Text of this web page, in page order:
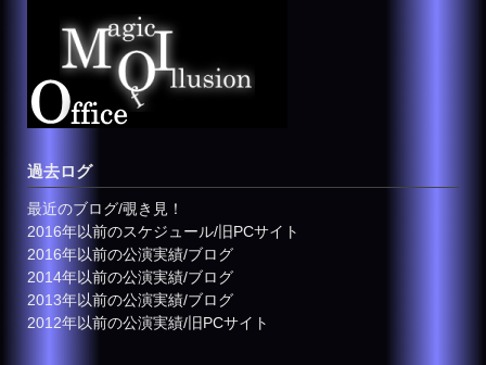
過去ログ
最近のブログ/覗き見！
2016年以前のスケジュール/旧PCサイト
2016年以前の公演実績/ブログ
2014年以前の公演実績/ブログ
2013年以前の公演実績/ブログ
2012年以前の公演実績/旧PCサイト